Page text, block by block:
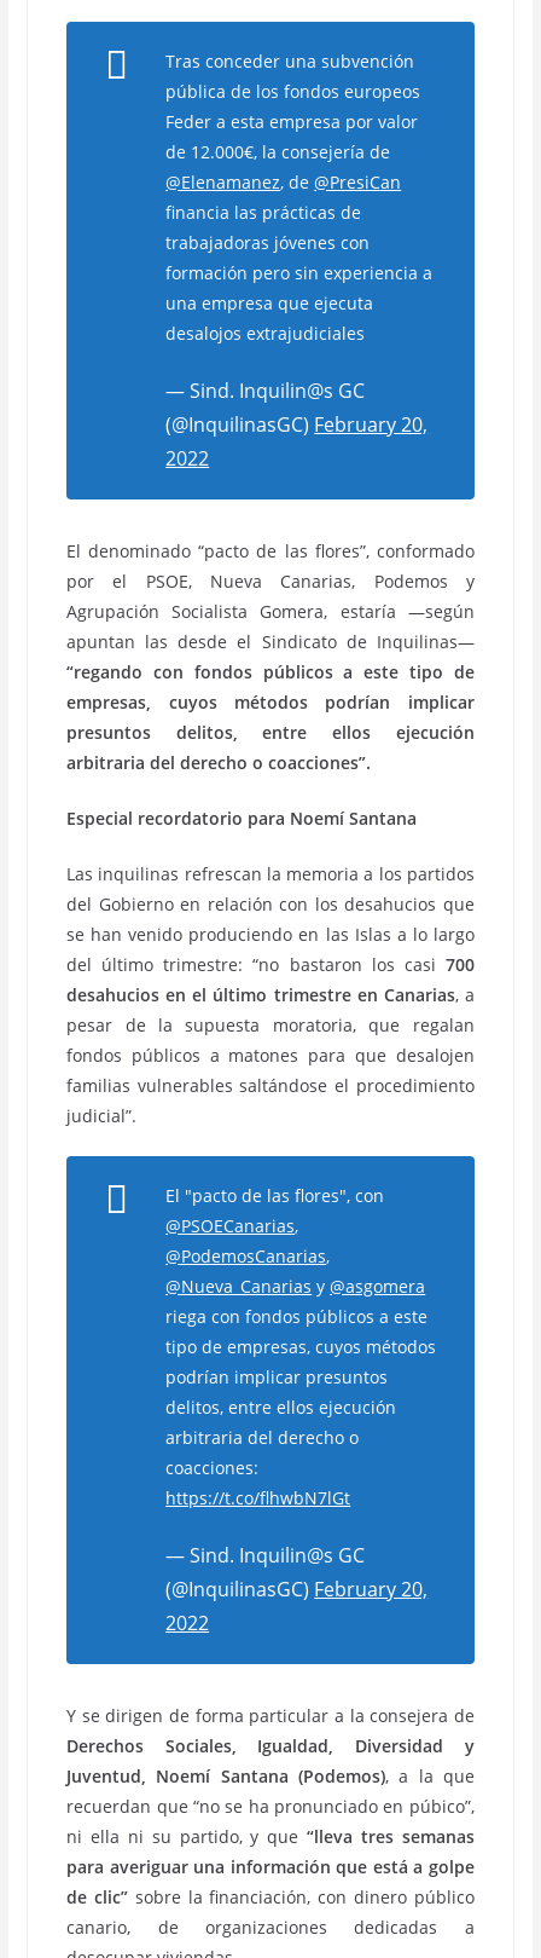
Tras conceder una subvención
pública de los fondos europeos
Feder a esta empresa por valor
de 12.000€, la consejería de
@Elenamanez, de@PresiCan
financia las prácticas de
trabajadoras jóvenes con
formación pero sin experiencia a
una empresa que ejecuta
desalojos extrajudiciales
— Sind. Inquilin@s GC
(@InquilinasGC) February 20,
2022
El denominado “pacto de las flores”, conformado
por el PSOE, Nueva Canarias, Podemos y
Agrupación Socialista Gomera, estaría —según
apuntan las desde el Sindicato de Inquilinas—
“regando con fondos públicos a este tipo de
empresas, cuyos métodos podrían implicar
presuntos delitos, entre ellos ejecución
arbitraria del derecho o coacciones”.
Especial recordatorio para Noemí Santana
Las inquilinas refrescan la memoria a los partidos
del Gobierno en relación con los desahucios que
se han venido produciendo en las Islas a lo largo
del último trimestre: “no bastaron los casi 700
desahucios en el último trimestre en Canarias, a
pesar de la supuesta moratoria, que regalan
fondos públicos a matones para que desalojen
familias vulnerables saltándose el procedimiento
judicial”.
El "pacto de las flores", con
@PSOECanarias,
@PodemosCanarias,
@Nueva_Canarias y@asgomera
riega con fondos públicos a este
tipo de empresas, cuyos métodos
podrían implicar presuntos
delitos, entre ellos ejecución
arbitraria del derecho o
coacciones:
https://t.co/flhwbN7lGt
— Sind. Inquilin@s GC
(@InquilinasGC) February 20,
2022
Y se dirigen de forma particular a la consejera de
Derechos Sociales, Igualdad, Diversidad y
Juventud, Noemí Santana (Podemos), a la que
recuerdan que “no se ha pronunciado en púbico”,
ni ella ni su partido, y que“lleva tres semanas
para averiguar una información que está a golpe
de clic” sobre la financiación, con dinero público
canario, de organizaciones dedicadas a